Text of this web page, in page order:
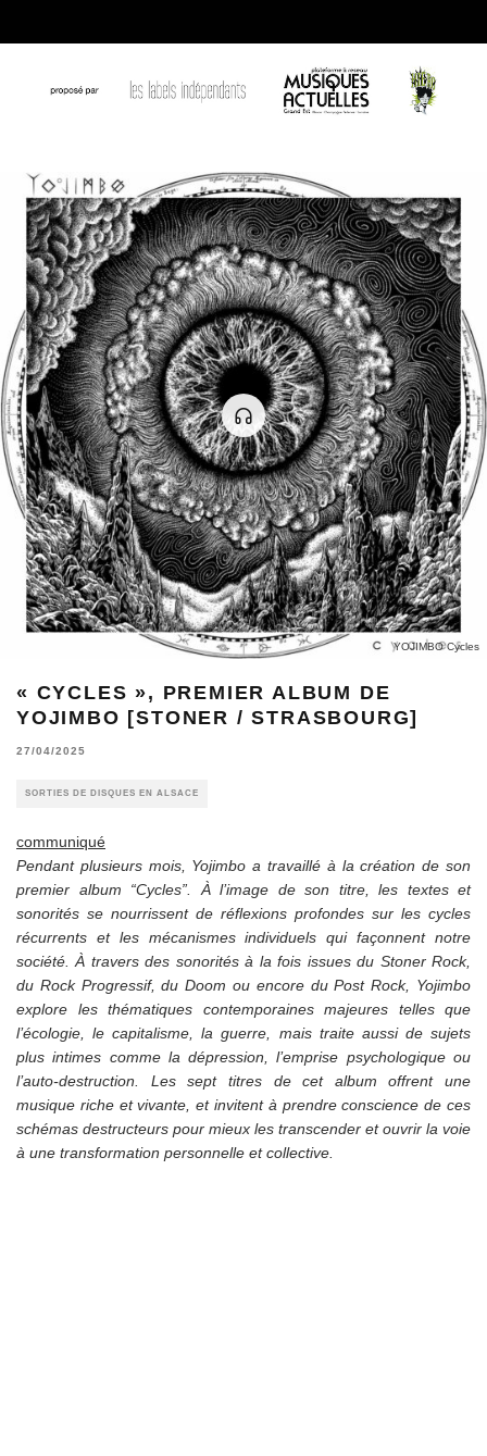
YOJIMBO Cycles
« CYCLES », PREMIER ALBUM DE
YOJIMBO [STONER / STRASBOURG]
27/04/2025
SORTIES DE DISQUES EN ALSACE
communiqué
Pendant plusieurs mois, Yojimbo a travaillé à la création de son
premier album “Cycles”. À l’image de son titre, les textes et
sonorités se nourrissent de réflexions profondes sur les cycles
récurrents et les mécanismes individuels qui façonnent notre
société. À travers des sonorités à la fois issues du Stoner Rock,
du Rock Progressif, du Doom ou encore du Post Rock, Yojimbo
explore les thématiques contemporaines majeures telles que
l’écologie, le capitalisme, la guerre, mais traite aussi de sujets
plus intimes comme la dépression, l’emprise psychologique ou
l’auto-destruction. Les sept titres de cet album offrent une
musique riche et vivante, et invitent à prendre conscience de ces
schémas destructeurs pour mieux les transcender et ouvrir la voie
à une transformation personnelle et collective.